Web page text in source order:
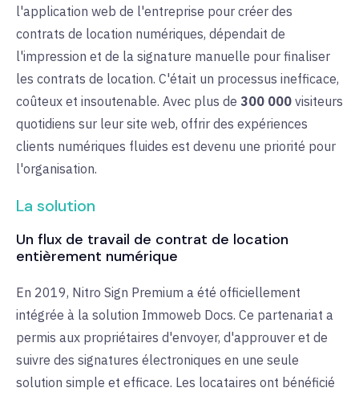
l'application web de l'entreprise pour créer des
contrats de location numériques, dépendait de
l'impression et de la signature manuelle pour finaliser
les contrats de location. C'était un processus inefficace,
coûteux et insoutenable. Avec plus de 300 000 visiteurs
quotidiens sur leur site web, offrir des expériences
clients numériques fluides est devenu une priorité pour
l'organisation.
La solution
Un flux de travail de contrat de location
entièrement numérique
En 2019, Nitro Sign Premium a été officiellement
intégrée à la solution Immoweb Docs. Ce partenariat a
permis aux propriétaires d'envoyer, d'approuver et de
suivre des signatures électroniques en une seule
solution simple et efficace. Les locataires ont bénéficié